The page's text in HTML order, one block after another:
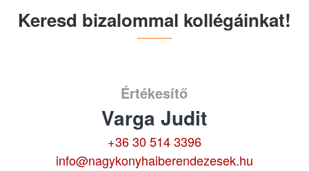
Keresd bizalommal kollégáinkat!
Értékesítő
Varga Judit
+36 30 514 3396
info@nagykonyhaiberendezesek.hu